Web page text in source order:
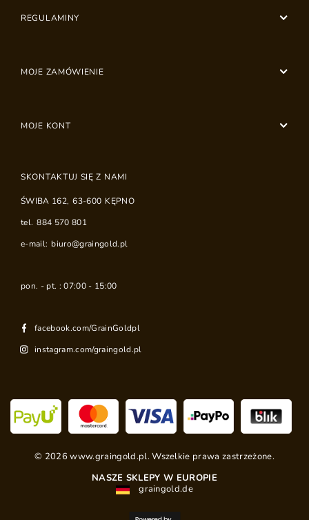
REGULAMINY
MOJE ZAMÓWIENIE
MOJE KONT
SKONTAKTUJ SIĘ Z NAMI
ŚWIBA 162, 63-600 KĘPNO
tel. 884 570 801
e-mail: biuro@graingold.pl
pon. - pt. : 07:00 - 15:00
facebook.com/GrainGoldpl
instagram.com/graingold.pl
© 2026 www.graingold.pl. Wszelkie prawa zastrzeżone.
NASZE SKLEPY W EUROPIE
graingold.de